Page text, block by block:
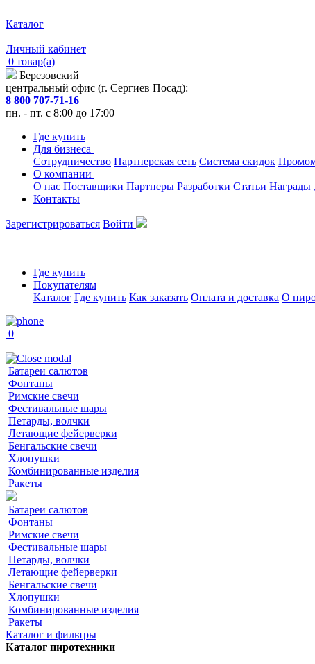
Каталог
Личный кабинет
0 товар(а)
Березовский
центральный офис (г. Сергиев Посад):
8 800 707-71-16
пн. - пт. с 8:00 до 17:00
Где купить
Для бизнеса
Сотрудничество Партнерская сеть Система скидок
О компании
О нас Поставщики Партнеры Разработки Статьи Награды
Контакты
Зарегистрироваться Войти
Где купить
Покупателям
Каталог Где купить Как заказать Оплата и доставка О
0
Батареи салютов
Фонтаны
Римские свечи
Фестивальные шары
Петарды, волчки
Летающие фейерверки
Бенгальские свечи
Хлопушки
Комбинированные изделия
Ракеты
Батареи салютов
Фонтаны
Римские свечи
Фестивальные шары
Петарды, волчки
Летающие фейерверки
Бенгальские свечи
Хлопушки
Комбинированные изделия
Ракеты
Каталог и фильтры
Каталог пиротехники